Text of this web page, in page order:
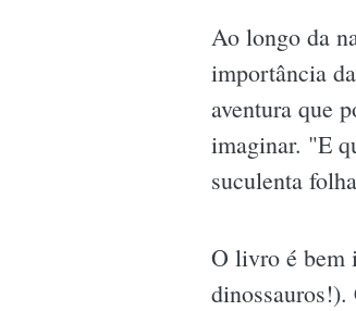
Ao longo da
importância
aventura que
imaginar. "E
suculenta
O livro é bem
dinossauros!).